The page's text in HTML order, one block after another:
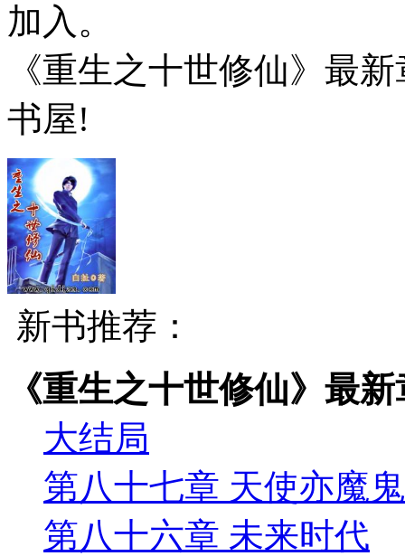
加入。
《重生之十世修仙》最
书屋!
新书推荐：
《重生之十世修仙》最
大结局
第八十七章 天使亦魔鬼
第八十六章 未来时代